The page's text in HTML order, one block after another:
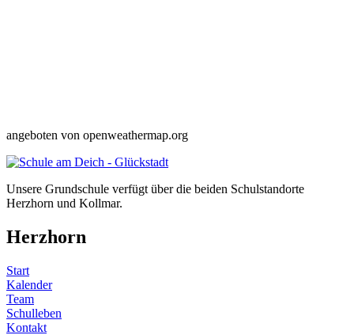
angeboten von openweathermap.org
Unsere Grundschule verfügt über die beiden Schulstandorte
Herzhorn und Kollmar.
Herzhorn
Start
Kalender
Team
Schulleben
Kontakt